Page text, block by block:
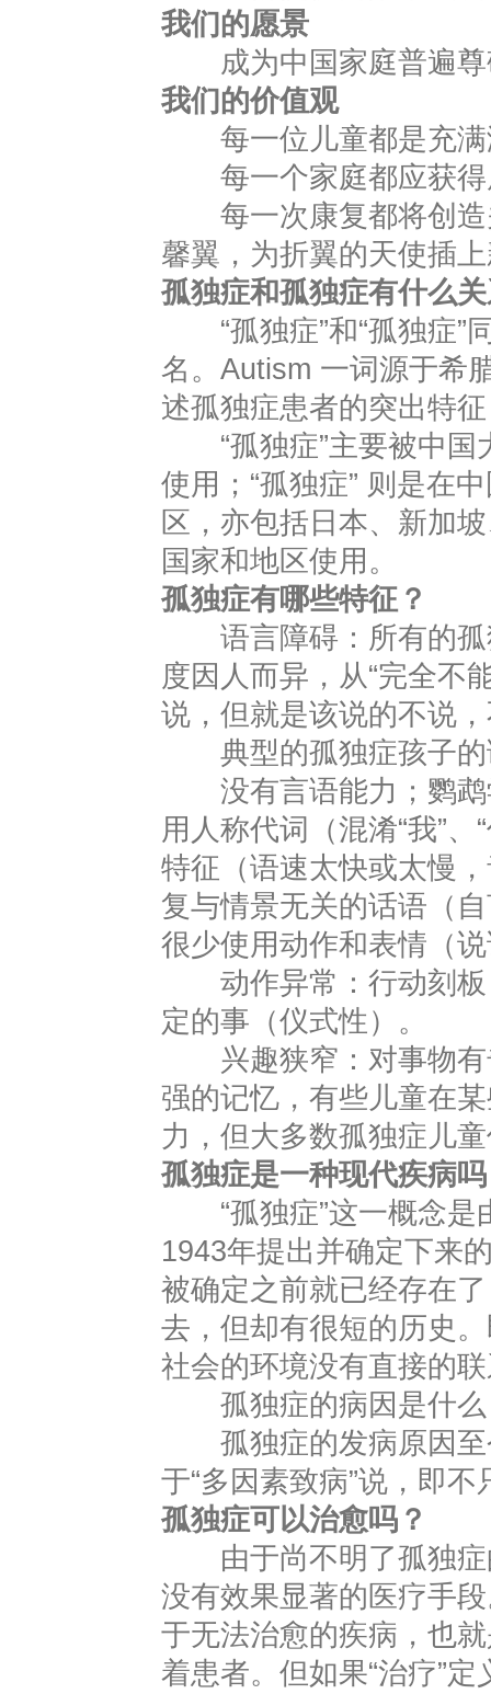
我们的愿景
成为中国家庭普遍尊
我们的价值观
每一位儿童都是充满
每一个家庭都应获得
每一次康复都将创造
馨翼，为折翼的天使插
孤独症和孤独症有什么
“孤独症”和“孤独症”
名。Autism 一词源于希
述孤独症患者的突出特
“孤独症”主要被中国
使用；“孤独症” 则是在
区，亦包括日本、新加
国家和地区使用。
孤独症有哪些特征？
语言障碍：所有的孤
度因人而异，从“完全不
说，但就是该说的不说
典型的孤独症孩子的
没有言语能力；鹦鹉
用人称代词（混淆“我”、
特征（语速太快或太慢
复与情景无关的话语（
很少使用动作和表情（
动作异常：行动刻板
定的事（仪式性）。
兴趣狭窄：对事物有
强的记忆，有些儿童在
力，但大多数孤独症儿
孤独症是一种现代疾病
“孤独症”这一概念是
1943年提出并确定下来
被确定之前就已经存在
去，但却有很短的历史
社会的环境没有直接的
孤独症的病因是什么
孤独症的发病原因至
于“多因素致病”说，即
孤独症可以治愈吗？
由于尚不明了孤独症
没有效果显著的医疗手
于无法治愈的疾病，也
着患者。但如果“治疗”